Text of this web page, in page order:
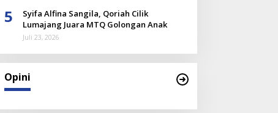
5
Syifa Alfina Sangila, Qoriah Cilik
Lumajang Juara MTQ Golongan Anak
Juli 23, 2026
Opini